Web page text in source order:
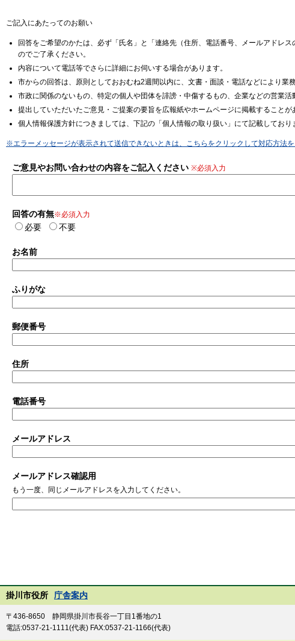
ご記入にあたってのお願い
回答をご希望のかたは、必ず「氏名」と「連絡先（住所、電話番号、メールアドレ
のでご了承ください。
内容について電話等でさらに詳細にお伺いする場合があります。
市からの回答は、原則としておおむね2週間以内に、文書・面談・電話などにより業
市政に関係のないもの、特定の個人や団体を誹謗・中傷するもの、企業などの営業
提出していただいたご意見・ご提案の要旨を広報紙やホームページに掲載すること
個人情報保護方針につきましては、下記の「個人情報の取り扱い」にて記載しており
※エラーメッセージが表示されて送信できないときは、こちらをクリックして対応方法を
ご意見やお問い合わせの内容をご記入ください ※必須入力
回答の有無※必須入力
必要 不要
お名前
ふりがな
郵便番号
住所
電話番号
メールアドレス
メールアドレス確認用
もう一度、同じメールアドレスを入力してください。
掛川市役所 庁舎案内
〒436-8650 静岡県掛川市長谷一丁目1番地の1
電話:0537-21-1111(代表) FAX:0537-21-1166(代表)